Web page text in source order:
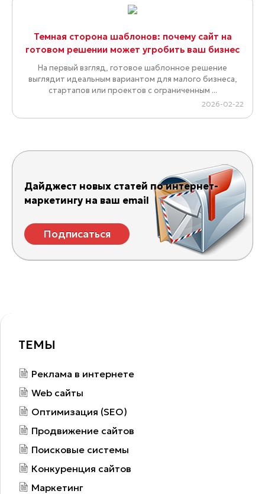
Темная сторона шаблонов: почему сайт на
готовом решении может угробить ваш бизнес
На первый взгляд, готовое шаблонное решение
выглядит идеальным вариантом для малого бизнеса,
стартапов или проектов с ограниченным ...
2026-02-22
Дайджест новых статей по интернет-
маркетингу на ваш email
Подписаться
ТЕМЫ
Реклама в интернете
Web сайты
Оптимизация (SEO)
Продвижение сайтов
Поисковые системы
Конкуренция сайтов
Маркетинг